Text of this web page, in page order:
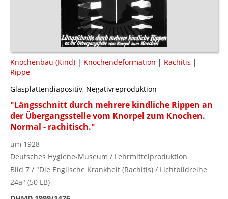
Knochenbau (Kind) | Knochendeformation | Rachitis |
Rippe
Glasplattendiapositiv, Negativreproduktion
"Längsschnitt durch mehrere kindliche Rippen an
der Übergangsstelle vom Knorpel zum Knochen.
Normal - rachitisch."
um 1928
Deutsches Hygiene-Museum / Lehrmittelproduktion
Bild 7 / "Die Englische Krankheit (Rachitis) / Lichtbildreihe
24a" (50 LB)